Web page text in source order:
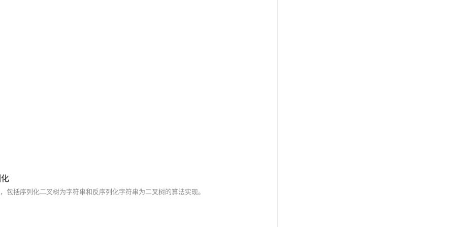
括序列化二叉树为字符串和反序列化字符串为二叉树的算法实现。